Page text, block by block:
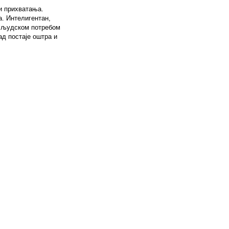
прихватања.
Интелигентан,
људском потребом
постаје оштра и